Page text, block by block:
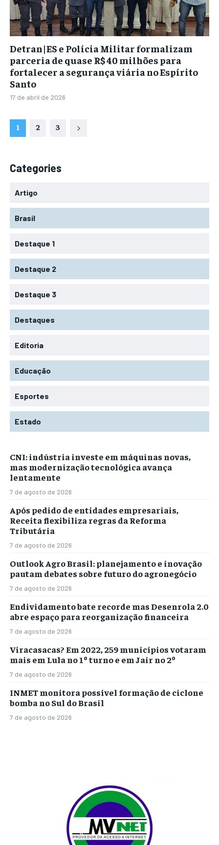
Detran|ES e Polícia Militar formalizam
parceria de quase R$ 40 milhões para
fortalecer a segurança viária no Espírito
Santo
17 de abril de 2026
1 2 3
Categories
Artigo
Brasil
Destaque 1
Destaque 2
Destaque 3
Destaques
Editoria
Educação
Esportes
Estado
CNI: indústria investe em máquinas novas,
mas modernização tecnológica avança
lentamente
7 de agosto de 2026
Após pedido de entidades empresariais,
Receita flexibiliza regras da Reforma
Tributária
7 de agosto de 2026
Outlook Agro Brasil: planejamento e inovação
pautam debates sobre futuro do agronegócio
7 de agosto de 2026
Endividamento bate recorde mas Desenrola 2.0
abre espaço para reorganização financeira
7 de agosto de 2026
Viracasacas? Em 2022, 259 municípios votaram
mais em Lula no 1º turno e em Jair no 2º
7 de agosto de 2026
INMET monitora possível formação de ciclone
bomba no Sul do Brasil
7 de agosto de 2026